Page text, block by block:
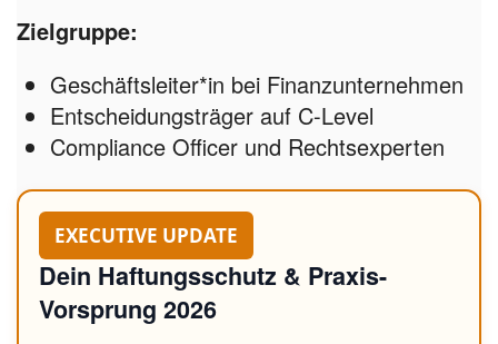
Zielgruppe:
Geschäftsleiter*in bei Finanzunternehmen
Entscheidungsträger auf C-Level
Compliance Officer und Rechtsexperten
EXECUTIVE UPDATE
Dein Haftungsschutz & Praxis-
Vorsprung 2026